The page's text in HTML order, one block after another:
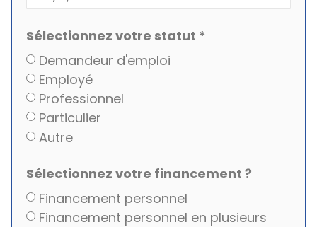
Sélectionnez votre statut *
Demandeur d'emploi
Employé
Professionnel
Particulier
Autre
Sélectionnez votre financement ?
Financement personnel
Financement personnel en plusieurs